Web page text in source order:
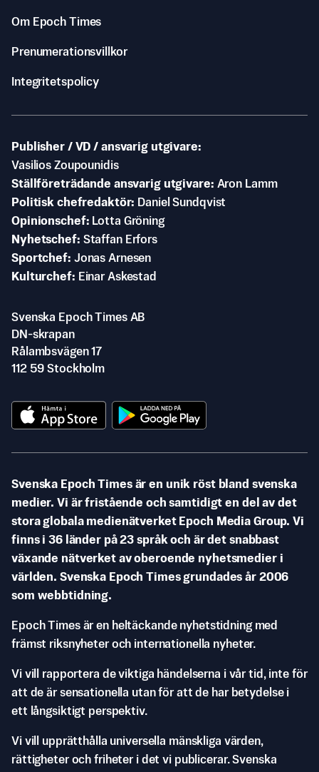
Om Epoch Times
Prenumerationsvillkor
Integritetspolicy
Publisher / VD / ansvarig utgivare
Vasilios Zoupounidis
Ställföreträdande ansvarig utgivare Aron Lamm
Politisk chefredaktör
Daniel Sundqvist
Opinionschef
Lotta Gröning
Nyhetschef Staffan Erfors
Sportchef Jonas Arnesen
Kulturchef
Einar Askestad
Svenska Epoch Times AB
DN-skrapan
Rålambsvägen 17
112 59 Stockholm
Svenska Epoch Times är en unik röst bland svenska
medier. Vi är fristående och samtidigt en del av det
stora globala medienätverket Epoch Media Group. Vi
finns i 36 länder på 23 språk och är det snabbast
växande nätverket av oberoende nyhetsmedier i
världen. Svenska Epoch Times grundades år 2006
som webbtidning.
Epoch Times är en heltäckande nyhetstidning med
främst riksnyheter och internationella nyheter.
Vi vill rapportera de viktiga händelserna i vår tid, inte för
att de är sensationella utan för att de har betydelse i
ett långsiktigt perspektiv.
Vi vill upprätthålla universella mänskliga värden,
rättigheter och friheter i det vi publicerar. Svenska